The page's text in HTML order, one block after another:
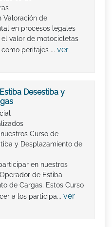
Valoración de
en procesos legales
valor de motocicletas
peritajes ... ver
Desestiba y
Curso de
y Desplazamiento de
en nuestros
de Estiba
de Cargas. Estos Curso
a los participa... ver